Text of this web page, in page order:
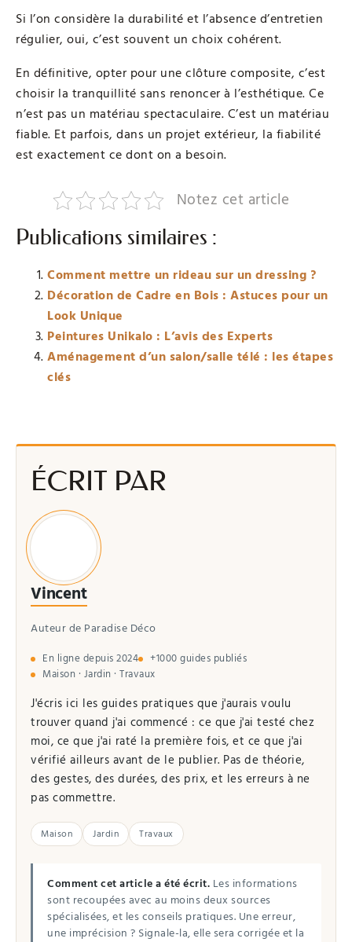
Si l’on considère la durabilité et l’absence d’entretien
régulier, oui, c’est souvent un choix cohérent.
En définitive, opter pour une clôture composite, c’est
choisir la tranquillité sans renoncer à l’esthétique. Ce
n’est pas un matériau spectaculaire. C’est un matériau
fiable. Et parfois, dans un projet extérieur, la fiabilité
est exactement ce dont on a besoin.
Notez cet article
Publications similaires :
Comment mettre un rideau sur un dressing ?
Décoration de Cadre en Bois : Astuces pour un
Look Unique
Peintures Unikalo : L’avis des Experts
Aménagement d’un salon/salle télé : les étapes
clés
ÉCRIT PAR
Vincent
Auteur de Paradise Déco
En ligne depuis 2024
+1000 guides publiés
Maison · Jardin · Travaux
J'écris ici les guides pratiques que j'aurais voulu
trouver quand j'ai commencé : ce que j'ai testé chez
moi, ce que j'ai raté la première fois, et ce que j'ai
vérifié ailleurs avant de le publier. Pas de théorie,
des gestes, des durées, des prix, et les erreurs à ne
pas commettre.
Maison Jardin Travaux
Comment cet article a été écrit. Les informations
sont recoupées avec au moins deux sources
spécialisées, et les conseils pratiques. Une erreur,
une imprécision ? Signale-la, elle sera corrigée et la